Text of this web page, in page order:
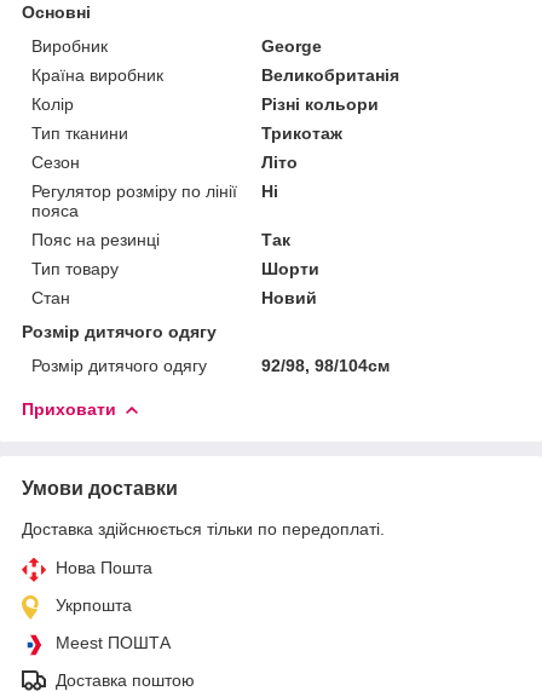
Основні
Виробник
George
Країна виробник
Великобританія
Колір
Різні кольори
Тип тканини
Трикотаж
Сезон
Літо
Регулятор розміру по лінії
пояса
Ні
Пояс на резинці
Так
Тип товару
Шорти
Стан
Новий
Розмір дитячого одягу
Розмір дитячого одягу
92/98, 98/104см
Приховати
Умови доставки
Доставка здійснюється тільки по передоплаті.
Нова Пошта
Укрпошта
Meest ПОШТА
Доставка поштою